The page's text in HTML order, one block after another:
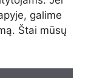
galime
Štai mūsų